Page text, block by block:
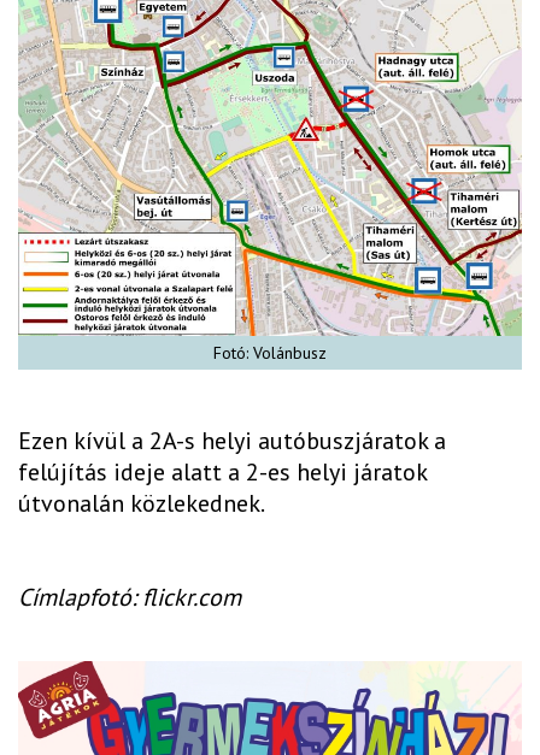
Fotó: Volánbusz
Ezen kívül a 2A-s helyi autóbuszjáratok a
felújítás ideje alatt a 2-es helyi járatok
útvonalán közlekednek.
Címlapfotó: flickr.com